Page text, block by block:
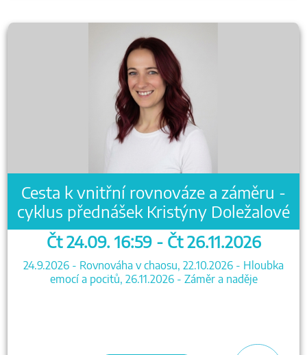
Cesta k vnitřní rovnováze a záměru -
cyklus přednášek Kristýny Doležalové
Čt 24.09. 16:59 - Čt 26.11.2026
24.9.2026 - Rovnováha v chaosu, 22.10.2026 - Hloubka
emocí a pocitů, 26.11.2026 - Záměr a naděje